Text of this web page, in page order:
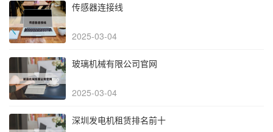
传感器连接线
2025-03-04
玻璃机械有限公司官网
2025-03-04
深圳发电机租赁排名前十